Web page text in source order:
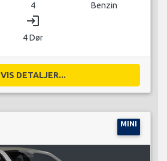
4 Benzin
login
4 Dør
VIS DETALJER...
MINI